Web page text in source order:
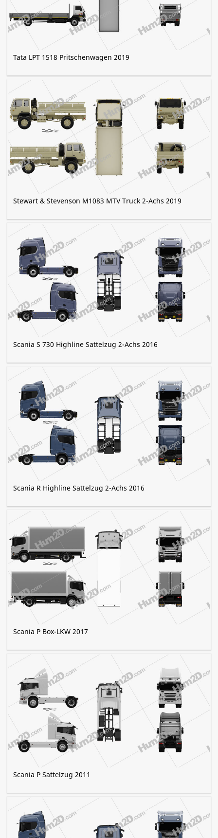
Tata LPT 1518 Pritschenwagen 2019
Stewart & Stevenson M1083 MTV Truck 2-Achs 2019
Scania S 730 Highline Sattelzug 2-Achs 2016
Scania R Highline Sattelzug 2-Achs 2016
Scania P Box-LKW 2017
Scania P Sattelzug 2011